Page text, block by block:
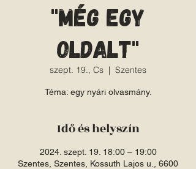
"Még egy
oldalt"
szept. 19., Cs
  |
Szentes
Téma: egy nyári olvasmány.
Idő és helyszín
2024. szept. 19. 18:00 – 19:00
Szentes, Szentes, Kossuth Lajos u., 6600